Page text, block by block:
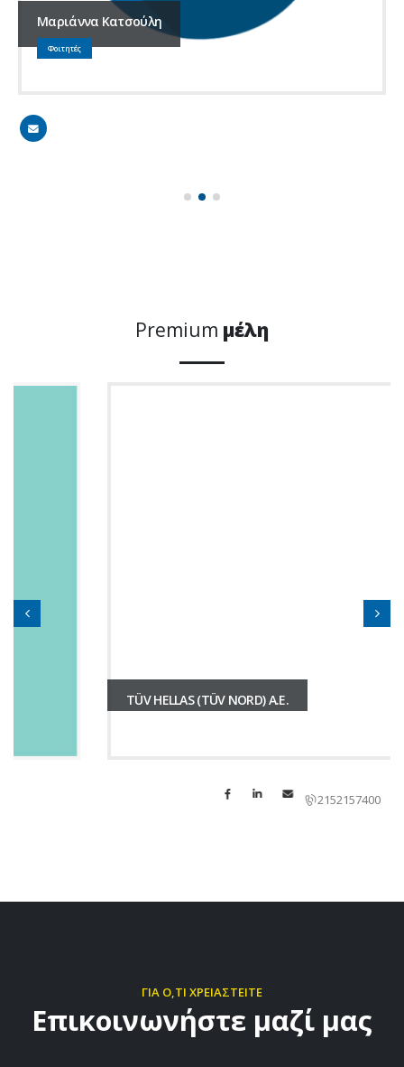
Μαριάννα Κατσούλη
Φοιτητές
Premium μέλη
TÜV HELLAS (TÜV NORD) A.E.
2152157400
ΓΙΑ Ο,ΤΙ ΧΡΕΙΑΣΤΕΙΤΕ
Επικοινωνήστε μαζί μας